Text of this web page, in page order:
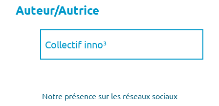
Auteur/Autrice
Collectif inno³
Notre présence sur les réseaux sociaux